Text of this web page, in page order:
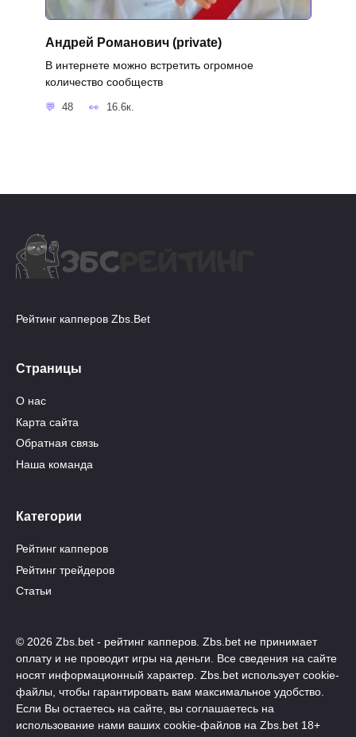
Андрей Романович (private)
В интернете можно встретить огромное
количество сообществ
48 16.6к.
Рейтинг капперов Zbs.Bet
Страницы
О нас
Карта сайта
Обратная связь
Наша команда
Категории
Рейтинг капперов
Рейтинг трейдеров
Статьи
© 2026 Zbs.bet - рейтинг капперов. Zbs.bet не принимает
оплату и не проводит игры на деньги. Все сведения на сайте
носят информационный характер. Zbs.bet использует cookie-
файлы, чтобы гарантировать вам максимальное удобство.
Если Вы остаетесь на сайте, вы соглашаетесь на
использование нами ваших cookie-файлов на Zbs.bet 18+